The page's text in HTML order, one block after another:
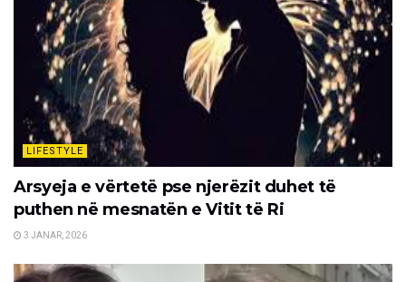
LIFESTYLE
Arsyeja e vërtetë pse njerëzit duhet të
puthen në mesnatën e Vitit të Ri
3 JANAR, 2026